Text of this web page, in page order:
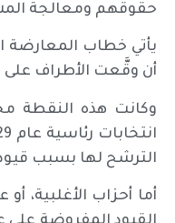
حقوقهم ومعالجة
يأتي خطاب المعارضة
أن وقَّعت الأطراف على
وكانت هذه النقطة
الترشح لها بسبب قيود
أما أحزاب الأغلبية،